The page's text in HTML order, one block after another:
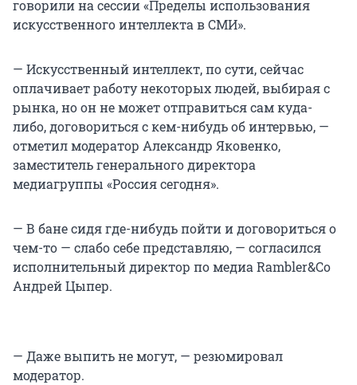
говорили на сессии «Пределы использования
искусственного интеллекта в СМИ».
— Искусственный интеллект, по сути, сейчас
оплачивает работу некоторых людей, выбирая с
рынка, но он не может отправиться сам куда-
либо, договориться с кем-нибудь об интервью, —
отметил модератор Александр Яковенко,
заместитель генерального директора
медиагруппы «Россия сегодня».
— В бане сидя где-нибудь пойти и договориться о
чем-то — слабо себе представляю, — согласился
исполнительный директор по медиа Rambler&Co
Андрей Цыпер.
— Даже выпить не могут, — резюмировал
модератор.